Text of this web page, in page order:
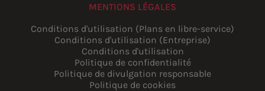
MENTIONS LÉGALES
Conditions d'utilisation (Plans en libre-service)
Conditions d'utilisation (Entreprise)
Conditions d'utilisation
Politique de confidentialité
Politique de divulgation responsable
Politique de cookies